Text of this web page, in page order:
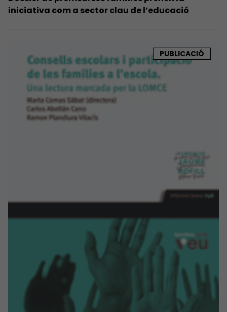
iniciativa com a sector clau de l’educació
PUBLICACIÓ